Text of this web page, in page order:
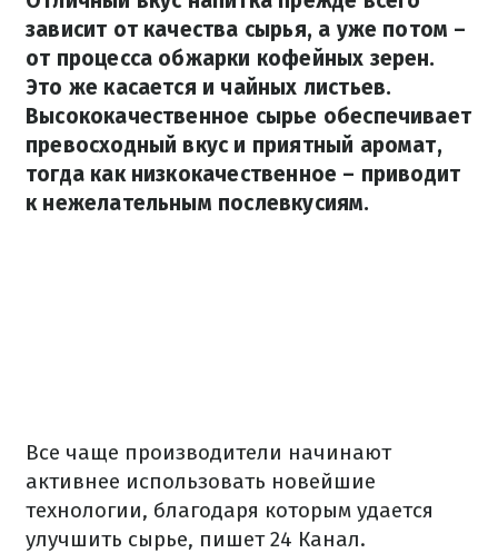
зависит от качества сырья, а уже потом –
от процесса обжарки кофейных зерен.
Это же касается и чайных листьев.
Высококачественное сырье обеспечивает
превосходный вкус и приятный аромат,
тогда как низкокачественное – приводит
к нежелательным послевкусиям.
Все чаще производители начинают
активнее использовать новейшие
технологии, благодаря которым удается
улучшить сырье, пишет 24 Канал.